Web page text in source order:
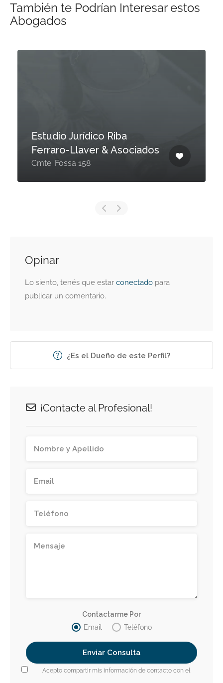
También te Podrían Interesar estos
Abogados
Estudio Jurídico Riba
Ferraro-Llaver & Asociados
Cmte. Fossa 158
Opinar
Lo siento, tenés que estar conectado para
publicar un comentario.
¿Es el Dueño de este Perfil?
¡Contacte al Profesional!
Contactarme Por
Email
Teléfono
Acepto compartir mis información de contacto con el